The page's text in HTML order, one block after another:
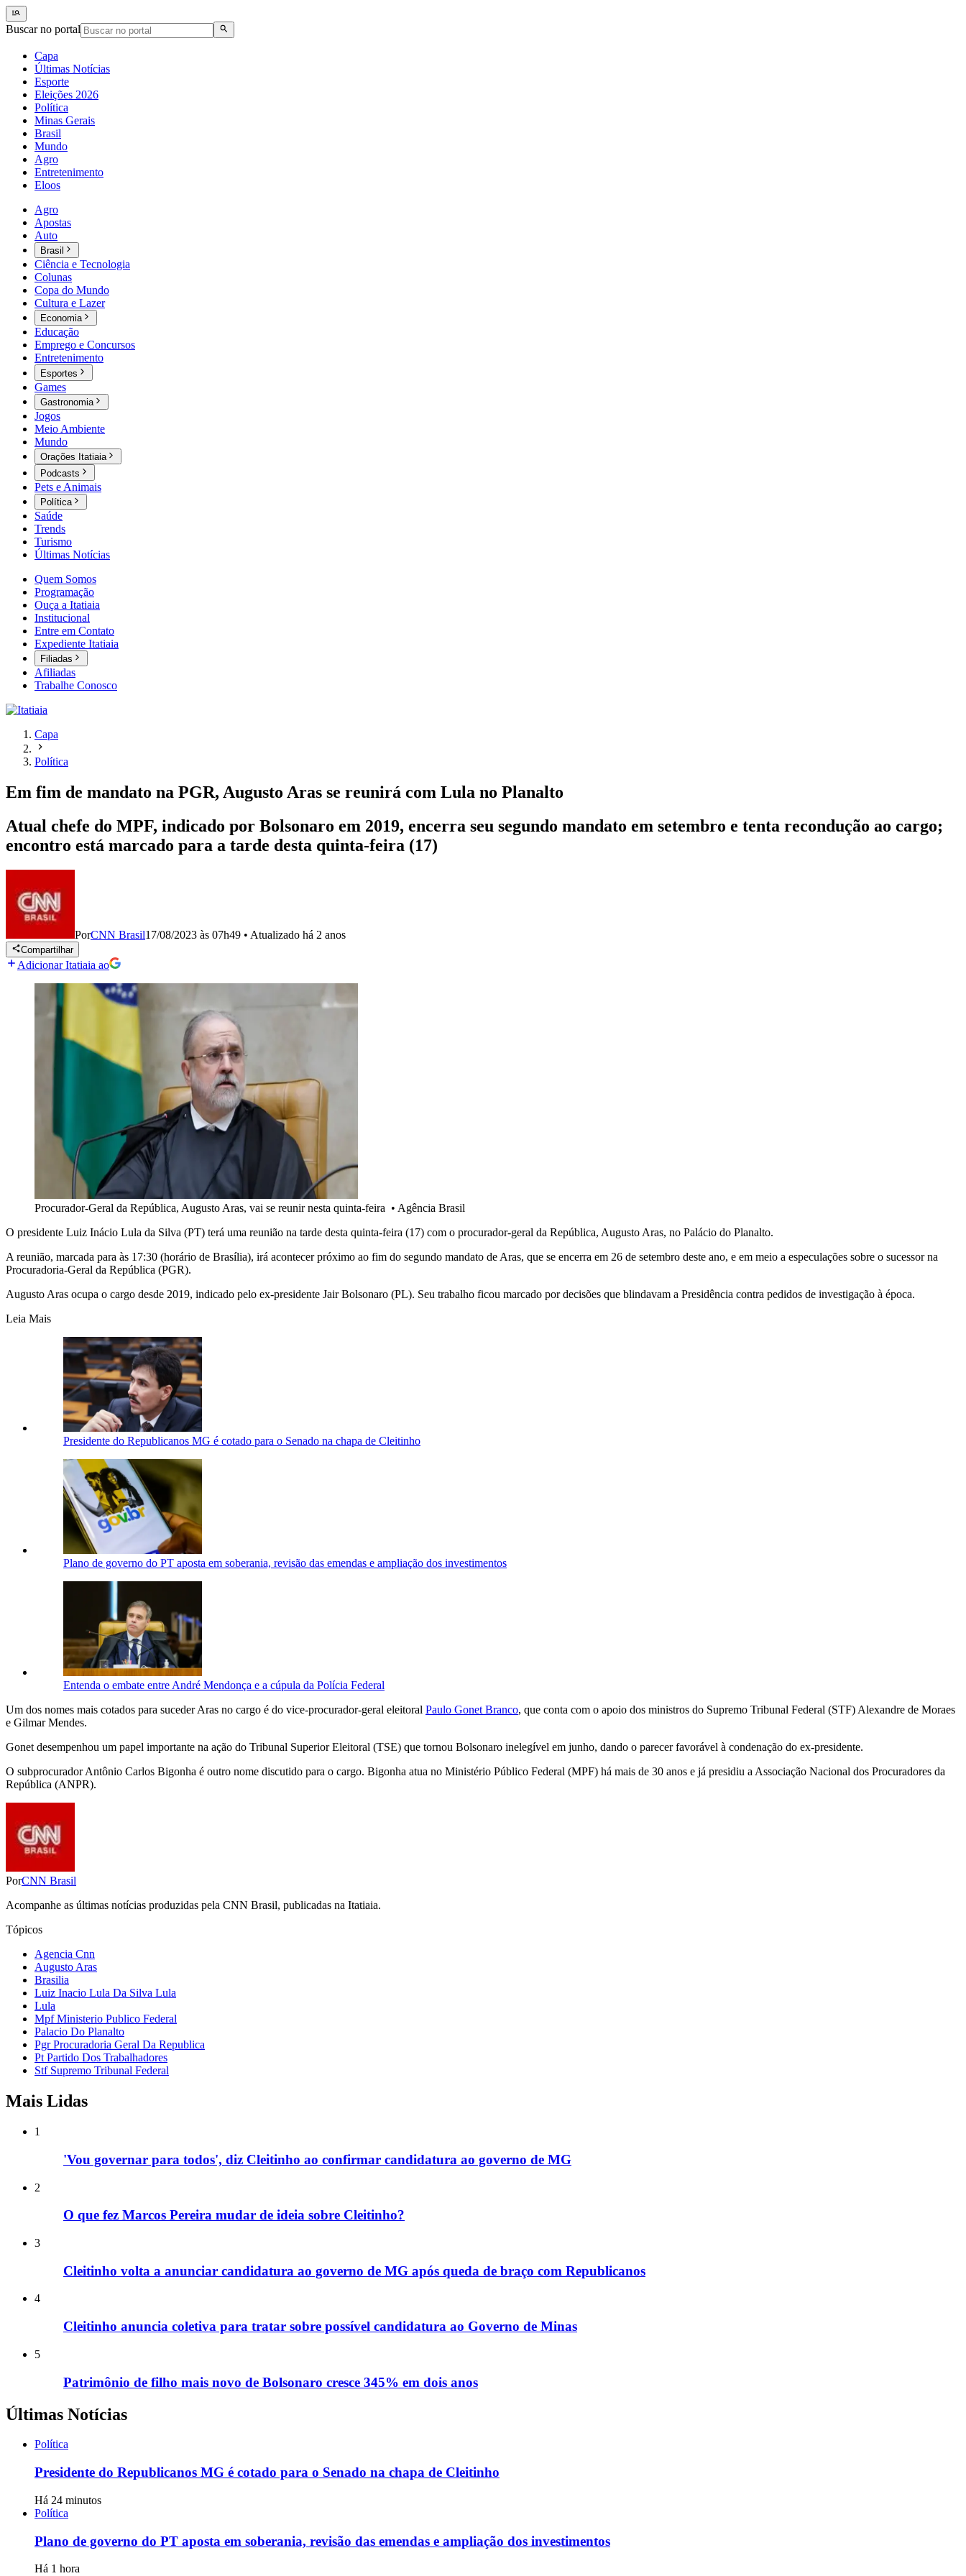
Buscar no portal
Capa
Últimas Notícias
Esporte
Eleições 2026
Política
Minas Gerais
Brasil
Mundo
Agro
Entretenimento
Eloos
Agro
Apostas
Auto
Brasil
Ciência e Tecnologia
Colunas
Copa do Mundo
Cultura e Lazer
Economia
Educação
Emprego e Concursos
Entretenimento
Esportes
Games
Gastronomia
Jogos
Meio Ambiente
Mundo
Orações Itatiaia
Podcasts
Pets e Animais
Política
Saúde
Trends
Turismo
Últimas Notícias
Quem Somos
Programação
Ouça a Itatiaia
Institucional
Entre em Contato
Expediente Itatiaia
Filiadas
Afiliadas
Trabalhe Conosco
Capa
Política
Em fim de mandato na PGR, Augusto Aras se reunirá com Lula no Planalto
Atual chefe do MPF, indicado por Bolsonaro em 2019, encerra seu segundo mandato em setembro e tenta recondução ao cargo;
encontro está marcado para a tarde desta quinta-feira (17)
PorCNN Brasil17/08/2023 às 07h49 • Atualizado há 2 anos
Compartilhar
Adicionar Itatiaia ao
Procurador-Geral da República, Augusto Aras, vai se reunir nesta quinta-feira • Agência Brasil
O presidente Luiz Inácio Lula da Silva (PT) terá uma reunião na tarde desta quinta-feira (17) com o procurador-geral da República, Augusto Aras, no Palácio do Planalto.
A reunião, marcada para às 17:30 (horário de Brasília), irá acontecer próximo ao fim do segundo mandato de Aras, que se encerra em 26 de setembro deste ano, e em meio a especulações sobre o sucessor na
Procuradoria-Geral da República (PGR).
Augusto Aras ocupa o cargo desde 2019, indicado pelo ex-presidente Jair Bolsonaro (PL). Seu trabalho ficou marcado por decisões que blindavam a Presidência contra pedidos de investigação à época.
Leia Mais
Presidente do Republicanos MG é cotado para o Senado na chapa de Cleitinho
Plano de governo do PT aposta em soberania, revisão das emendas e ampliação dos investimentos
Entenda o embate entre André Mendonça e a cúpula da Polícia Federal
Um dos nomes mais cotados para suceder Aras no cargo é do vice-procurador-geral eleitoral Paulo Gonet Branco, que conta com o apoio dos ministros do Supremo Tribunal Federal (STF) Alexandre de Moraes
e Gilmar Mendes.
Gonet desempenhou um papel importante na ação do Tribunal Superior Eleitoral (TSE) que tornou Bolsonaro inelegível em junho, dando o parecer favorável à condenação do ex-presidente.
O subprocurador Antônio Carlos Bigonha é outro nome discutido para o cargo. Bigonha atua no Ministério Público Federal (MPF) há mais de 30 anos e já presidiu a Associação Nacional dos Procuradores da
República (ANPR).
PorCNN Brasil
Acompanhe as últimas notícias produzidas pela CNN Brasil, publicadas na Itatiaia.
Tópicos
Agencia Cnn
Augusto Aras
Brasilia
Luiz Inacio Lula Da Silva Lula
Lula
Mpf Ministerio Publico Federal
Palacio Do Planalto
Pgr Procuradoria Geral Da Republica
Pt Partido Dos Trabalhadores
Stf Supremo Tribunal Federal
Mais Lidas
1
'Vou governar para todos', diz Cleitinho ao confirmar candidatura ao governo de MG
2
O que fez Marcos Pereira mudar de ideia sobre Cleitinho?
3
Cleitinho volta a anunciar candidatura ao governo de MG após queda de braço com Republicanos
4
Cleitinho anuncia coletiva para tratar sobre possível candidatura ao Governo de Minas
5
Patrimônio de filho mais novo de Bolsonaro cresce 345% em dois anos
Últimas Notícias
Política
Presidente do Republicanos MG é cotado para o Senado na chapa de Cleitinho
Há 24 minutos
Política
Plano de governo do PT aposta em soberania, revisão das emendas e ampliação dos investimentos
Há 1 hora